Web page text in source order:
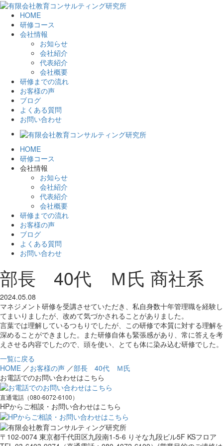
HOME
研修コース
会社情報
お知らせ
会社紹介
代表紹介
会社概要
研修までの流れ
お客様の声
ブログ
よくある質問
お問い合わせ
HOME
研修コース
会社情報
お知らせ
会社紹介
代表紹介
会社概要
研修までの流れ
お客様の声
ブログ
よくある質問
お問い合わせ
部長 40代 Ｍ氏 商社系
2024.05.08
マネジメント研修を受講させていただき、私自身数十年管理職を経験し
てまいりましたが、改めて気づかされることがありました。
言葉では理解しているつもりでしたが、この研修で本質に対する理解を
深めることができました。また研修自体も緊張感があり、常に答えを考
えさせる内容でしたので、頭を使い、とても体に染み込む研修でした。
一覧に戻る
HOME ／お客様の声 ／部長 40代 Ｍ氏
お電話でのお問い合わせはこちら
直通電話（080-6072-6100）
HPからご相談・お問い合わせはこちら
〒102-0074 東京都千代田区九段南1-5-6 りそな九段ビル5F KSフロア